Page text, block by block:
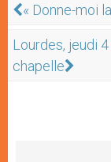
« Donne-moi
Lourdes, jeudi
chapelle